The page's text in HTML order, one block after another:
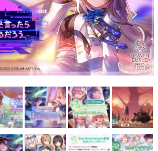
ムが変えた日本語
値」「裏技」「ラスボス」… ゲームにまつわる言葉
や用法の変遷を、コンピューター文化史研究家・タ
P氏が徹底調査。
1 / 15